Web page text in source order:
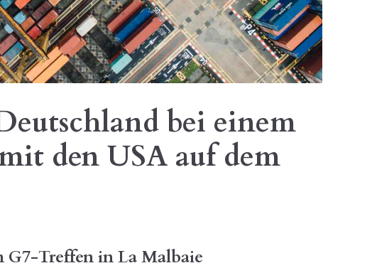
bei einem
den USA auf dem
G7-Treffen in La Malbaie